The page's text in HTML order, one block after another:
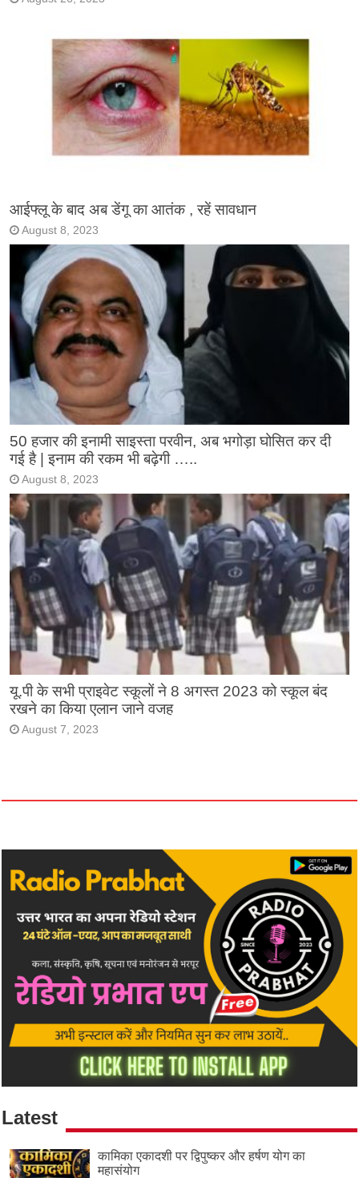
आईफ्लू के बाद अब डेंगू का आतंक , रहें सावधान
August 8, 2023
50 हजार की इनामी साइस्ता परवीन, अब भगोड़ा घोसित कर दी
गई है | इनाम की रकम भी बढ़ेगी …..
August 8, 2023
यू.पी के सभी प्राइवेट स्कूलों ने 8 अगस्त 2023 को स्कूल बंद
रखने का किया एलान जाने वजह
August 7, 2023
Latest
कामिका एकादशी पर द्विपुष्कर और हर्षण योग का
महासंयोग